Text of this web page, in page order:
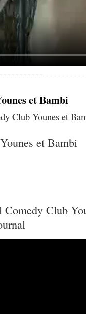
et Bambi
Club Younes et
et Bambi
Comedy Club